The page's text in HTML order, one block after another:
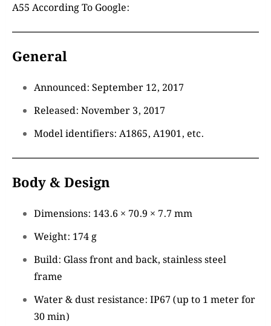
A55 According To Google:
General
Announced: September 12, 2017
Released: November 3, 2017
Model identifiers: A1865, A1901, etc.
Body & Design
Dimensions: 143.6 × 70.9 × 7.7 mm
Weight: 174 g
Build: Glass front and back, stainless steel
frame
Water & dust resistance: IP67 (up to 1 meter for
30 min)